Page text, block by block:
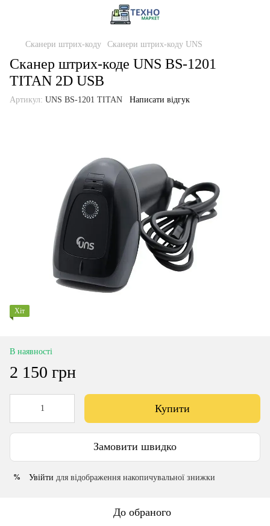
Сканери штрих-коду Сканери штрих-коду UNS
Cканер штрих-кодe UNS BS-1201
TITAN 2D USB
Артикул: UNS BS-1201 TITAN Написати відгук
Хіт
В наявності
2 150 грн
Купити
Замовити швидко
% Увійти для відображення накопичувальної знижки
До обраного